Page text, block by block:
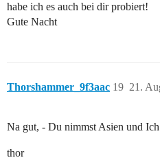
habe ich es auch bei dir probiert!
Gute Nacht
Thorshammer_9f3aac 21.
19
Na gut, - Du nimmst Asien und
thor